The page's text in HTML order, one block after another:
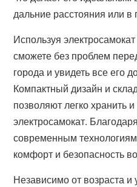
дальние расстояния или в
Используя
сможете без проблем
города и увидеть все его
Компактный дизайн и
позволяют легко хранить
электросамокат.
современным
комфорт и безопасность
Независимо от возраста